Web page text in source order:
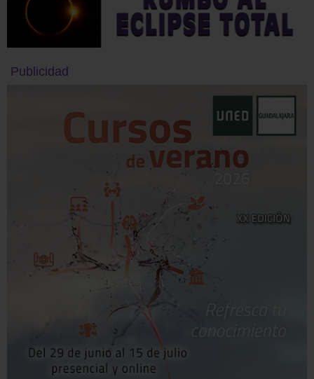
Publicidad